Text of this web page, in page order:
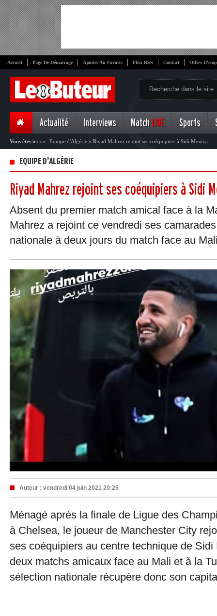
Accueil Page De Démarrage Ajouter Au Favoris Flux RSS Contact Offres
Actualité Interviews Match LIVE Sports
Vous êtes ici : » Equipe d'Algérie » Riyad Mahrez rejoint ses coéquipiers à Sidi Moussa
EQUIPE D'ALGÉRIE
Riyad Mahrez rejoint ses coéquipiers à Sidi
Absent du premier match amical face à la
Mahrez a rejoint ce vendredi ses
nationale à deux jours du match face au
Auteur : vendredi 04 juin 2021 20:25
Ménagé après la finale de Ligue des
à Chelsea, le joueur de Manchester City
ses coéquipiers au centre technique de
deux matchs amicaux face au Mali et à la
sélection nationale récupère donc son